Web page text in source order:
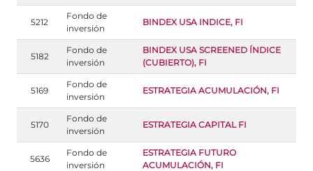
5212
Fondo de
inversión
BINDEX USA INDICE, FI
5182
Fondo de
inversión
BINDEX USA SCREENED ÍNDICE
(CUBIERTO), FI
5169
Fondo de
inversión
ESTRATEGIA ACUMULACIÓN, FI
5170
Fondo de
inversión
ESTRATEGIA CAPITAL FI
5636
Fondo de
inversión
ESTRATEGIA FUTURO
ACUMULACIÓN, FI